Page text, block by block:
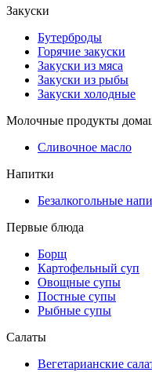
Закуски
Бутерброды
Горячие закуски
Закуски из мяса
Закуски из рыбы
Закуски холодные
Молочные продукты
Сливочное масло
Напитки
Безалкогольные
Первые блюда
Борщ
Картофельный суп
Овощные супы
Постные супы
Рыбные супы
Салаты
Вегетарианские